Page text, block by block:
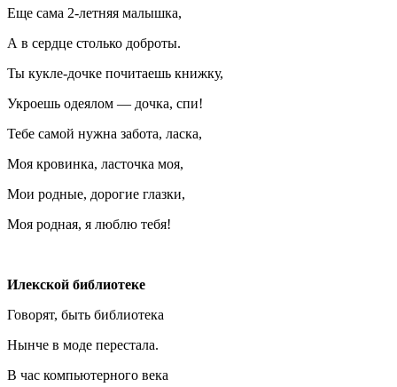
Еще сама 2-летняя малышка,
А в сердце столько доброты.
Ты кукле-дочке почитаешь книжку,
Укроешь одеялом — дочка, спи!
Тебе самой нужна забота, ласка,
Моя кровинка, ласточка моя,
Мои родные, дорогие глазки,
Моя родная, я люблю тебя!
Илекской библиотеке
Говорят, быть библиотека
Нынче в моде перестала.
В час компьютерного века